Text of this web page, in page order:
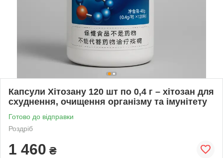
Капсули Хітозану 120 шт по 0,4 г – хітозан для
схуднення, очищення організму та імунітету
Готово до відправки
Роздріб
1 460 ₴